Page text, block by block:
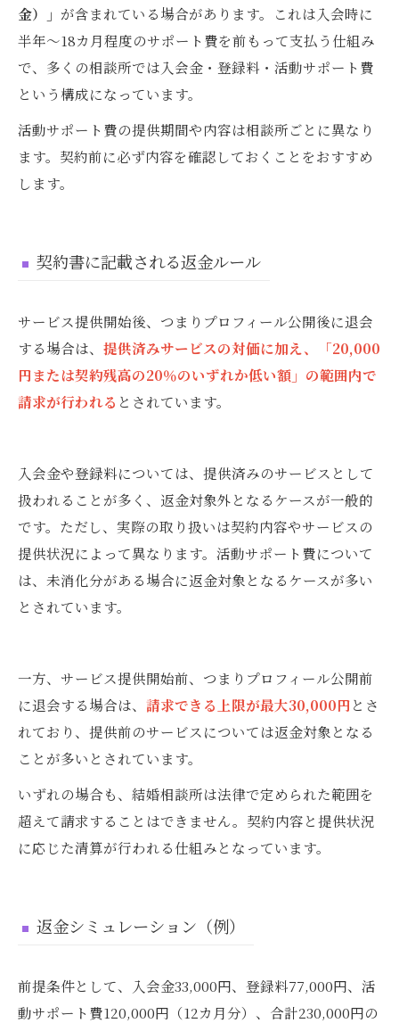
金）」 が含まれている場合があります。これは入会時に
半年〜18カ月程度のサポート費を前もって支払う仕組み
で、多くの相談所では入会金・登録料・活動サポート費
という構成になっています。
活動サポート費の提供期間や内容は相談所ごとに異なり
ます。契約前に必ず内容を確認しておくことをおすすめ
します。
契約書に記載される返金ルール
サービス提供開始後、つまりプロフィール公開後に退会
する場合は、 提供済みサービスの対価に加え、「20,000
円または契約残高の20％のいずれか低い額」の範囲内で
請求が行われる とされています。
入会金や登録料については、提供済みのサービスとして
扱われることが多く、返金対象外となるケースが一般的
です。ただし、実際の取り扱いは契約内容やサービスの
提供状況によって異なります。活動サポート費について
は、未消化分がある場合に返金対象となるケースが多い
とされています。
一方、サービス提供開始前、つまりプロフィール公開前
に退会する場合は、 請求できる上限が最大30,000円とさ
れており、提供前のサービスについては返金対象となる
ことが多いとされています。
いずれの場合も、結婚相談所は法律で定められた範囲を
超えて請求することはできません。契約内容と提供状況
に応じた清算が行われる仕組みとなっています。
返金シミュレーション（例）
前提条件として、入会金33,000円、登録料77,000円、活
動サポート費120,000円（12カ月分）、合計230,000円の